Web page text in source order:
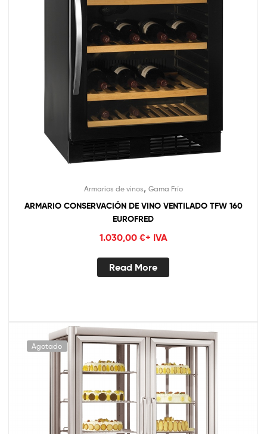
Armarios de vinos, Gama Frío
ARMARIO CONSERVACIÓN DE VINO VENTILADO TFW 160
EUROFRED
1.030,00 €+ IVA
Read More
Agotado